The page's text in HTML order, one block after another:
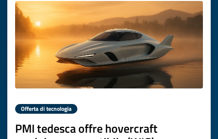
Offerta di tecnologia
PMI tedesca offre hovercraft